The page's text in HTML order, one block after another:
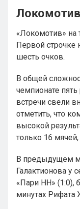
Локомотив
«Локомотив» на
Первой строчке
шесть очков.
В общей
чемпионате
встречи свели
отметить, что
высокой
только 16 мячей,
В предыдущем
Галактионова у
«Пари НН» (1:0),
минутах Рифата